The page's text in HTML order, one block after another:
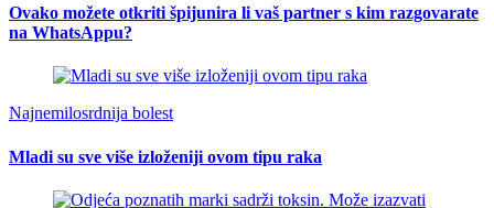
Ovako možete otkriti špijunira li vaš partner s kim razgovarate
na WhatsAppu?
Najnemilosrdnija bolest
Mladi su sve više izloženiji ovom tipu raka